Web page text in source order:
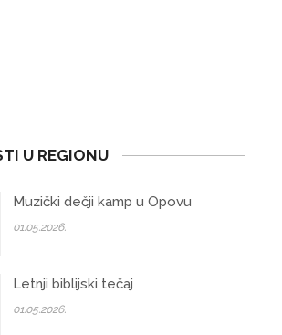
U REGIONU
Muzički dečji kamp u Opovu
01.05.2026.
Letnji biblijski tečaj
01.05.2026.